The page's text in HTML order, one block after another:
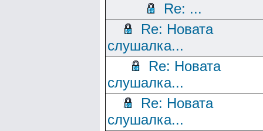
Re: ...
Re: Новата
слушалка...
Re: Новата
слушалка...
Re: Новата
слушалка...